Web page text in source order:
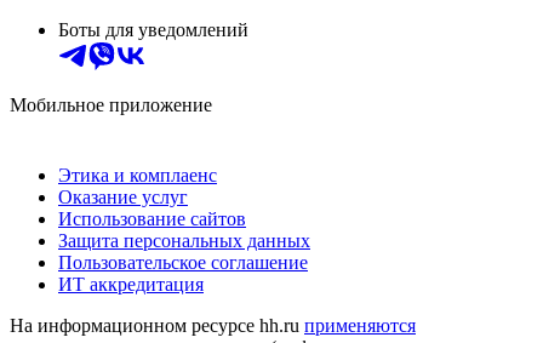
Боты для уведомлений
Мобильное приложение
Этика и комплаенс
Оказание услуг
Использование сайтов
Защита персональных данных
Пользовательское соглашение
ИТ аккредитация
На информационном ресурсе hh.ru применяются